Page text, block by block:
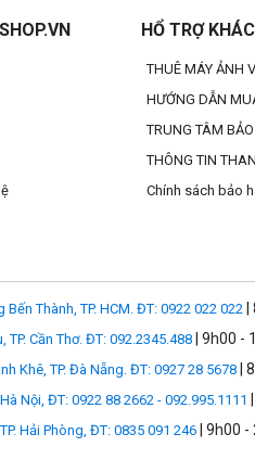
HỔ TRỢ
THUÊ MÁY ẢNH
HƯỚNG DẪN
TRUNG TÂM
THÔNG TIN
Chính sách bảo
Thành, TP. HCM. ĐT: 0922 022 022
Cần Thơ. ĐT: 092.2345.488 | 9h00 -
Khê, TP. Đà Nẵng. ĐT: 0927 28 5678 |
Nội, ĐT: 0922 88 2662 - 092.995.1111
Hải Phòng, ĐT: 0835 091 246 | 9h00